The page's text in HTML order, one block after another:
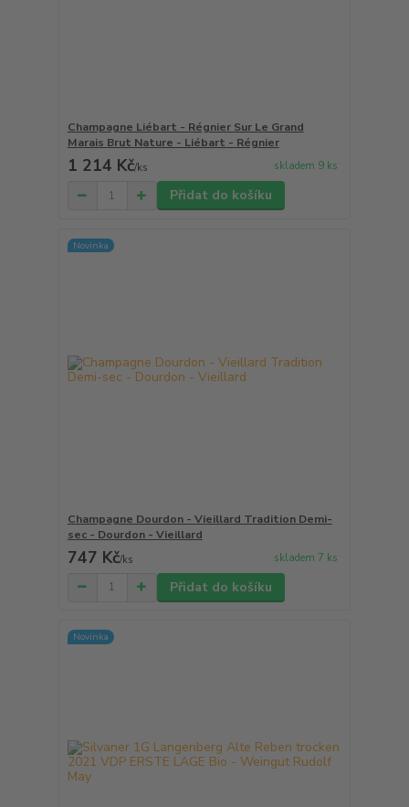
Champagne Liébart - Régnier Sur Le Grand
Marais Brut Nature - Liébart - Régnier
1 214 Kč/ks skladem 9 ks
Přidat do košíku
Novinka
Champagne Dourdon - Vieillard Tradition Demi-
sec - Dourdon - Vieillard
747 Kč/ks skladem 7 ks
Přidat do košíku
Novinka